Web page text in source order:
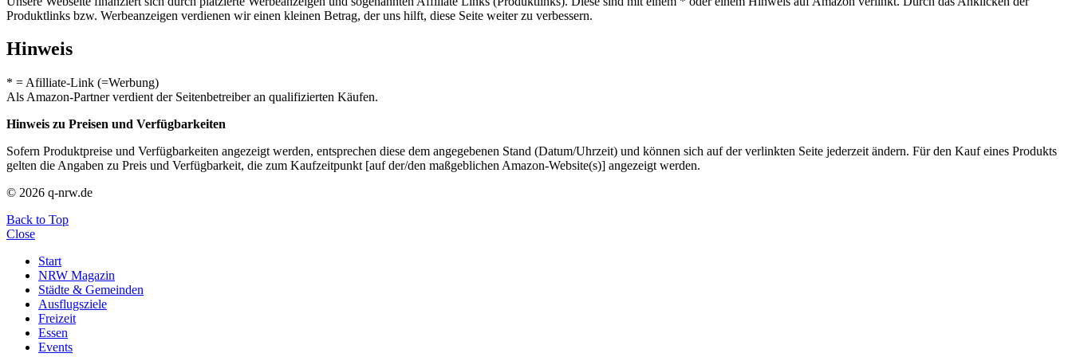
Produktlinks bzw. Werbeanzeigen verdienen wir einen kleinen Betrag, der uns hilft, diese Seite weiter zu verbessern.
Hinweis
* = Afilliate-Link (=Werbung)
Als Amazon-Partner verdient der Seitenbetreiber an qualifizierten Käufen.
Hinweis zu Preisen und Verfügbarkeiten
Sofern Produktpreise und Verfügbarkeiten angezeigt werden, entsprechen diese dem angegebenen Stand (Datum/Uhrzeit) und können sich auf der verlinkten Seite jederzeit ändern. Für den Kauf eines Produkts
gelten die Angaben zu Preis und Verfügbarkeit, die zum Kaufzeitpunkt [auf der/den maßgeblichen Amazon-Website(s)] angezeigt werden.
© 2026 q-nrw.de
Back to Top
Close
Start
NRW Magazin
Städte & Gemeinden
Ausflugsziele
Freizeit
Essen
Events